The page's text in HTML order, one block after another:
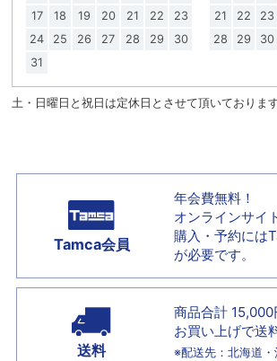
17
18 19 20 21 22
23
24
25 26 27 28 29
30
31
21
22 23
28
29 30
土・日曜日と祝日は定休日とさせて頂いております
Tamca会員
年会費無料！
オンラインサイ
購入・予約には
が必要です。
送料
商品合計 15,000
お買い上げで送
※配送先：北海道・